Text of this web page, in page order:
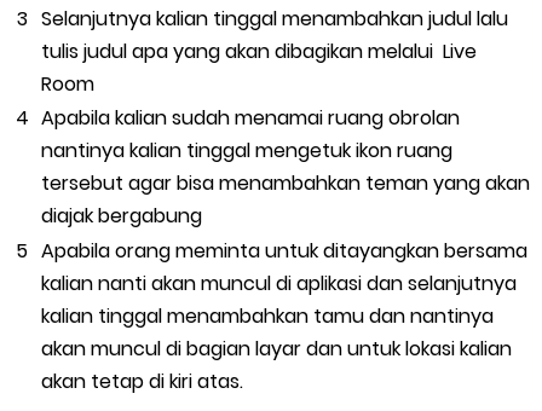
Selanjutnya kalian tinggal menambahkan judul lalu
tulis judul apa yang akan dibagikan melalui Live
Room
Apabila kalian sudah menamai ruang obrolan
nantinya kalian tinggal mengetuk ikon ruang
tersebut agar bisa menambahkan teman yang akan
diajak bergabung
Apabila orang meminta untuk ditayangkan bersama
kalian nanti akan muncul di aplikasi dan selanjutnya
kalian tinggal menambahkan tamu dan nantinya
akan muncul di bagian layar dan untuk lokasi kalian
akan tetap di kiri atas.